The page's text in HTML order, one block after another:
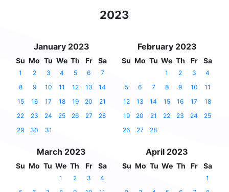
2023
January 2023
Su Mo Tu We Th Fr Sa
1 2 3 4 5 6
7
8
9 10 11 12 13
14
15
16 17 18 19 20
21
22
23 24 25 26 27
28
29
30 31
February 2023
Su Mo Tu We Th Fr Sa
1 2 3
4
5
6 7 8 9 10
11
12
13 14 15 16 17
18
19
20 21 22 23 24
25
26
27 28
March 2023
Su Mo Tu We Th Fr Sa
1 2 3
4
April 2023
Su Mo Tu We Th Fr Sa
1